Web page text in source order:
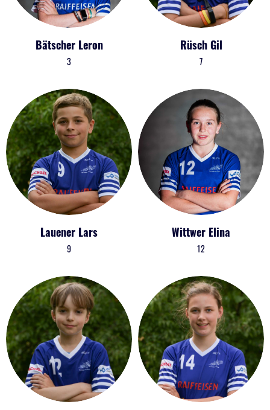
Bätscher Leron
3
Rüsch Gil
7
Lauener Lars
9
Wittwer Elina
12